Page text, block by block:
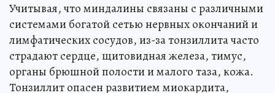
Учитывая, что миндалины связаны с различными
системами богатой сетью нервных окончаний и
лимфатических сосудов, из-за тонзиллита часто
страдают сердце, щитовидная железа, тимус,
органы брюшной полости и малого таза, кожа.
Тонзиллит опасен развитием миокардита,